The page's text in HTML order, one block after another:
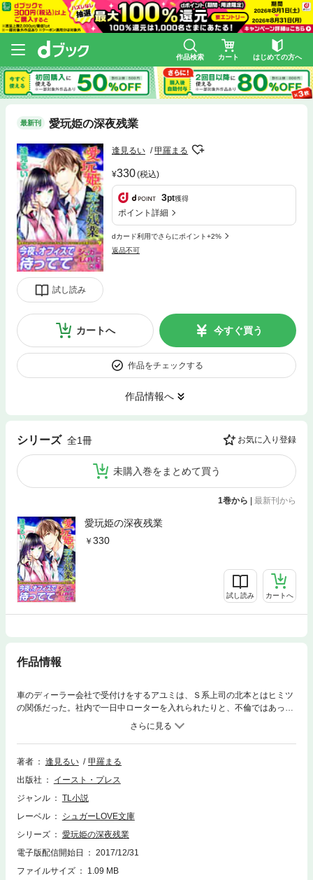
作品検索 カート はじめての方へ
最新刊 愛玩姫の深夜残業
試し読み
逢見るい 甲羅まる
330(税込)
3pt獲得
ポイント詳細
dカード利用でさらにポイント+2%
返品不可
カートへ 今すぐ買う
作品をチェックする
作品情報へ
シリーズ 全1冊 お気に入り登録
未購入巻をまとめて買う
1巻から 最新刊から
愛玩姫の深夜残業
330
試し読み カートへ
作品情報
車のディーラー会社で受付けをするアユミは、Ｓ系上司の北本とはヒミツ
の関係だった。社内で一日中ローターを入れられたりと、不倫ではあった
がアユミは濃密なエッチにのめりこんでいく。そんななか現われたのがイ
ケメンで人気者の大塚海斗。もともと整備士で、客からも評判だった海斗
は北本に引き抜かれて、今では営業部のエースとなっていた。まだ海斗が
営業部にやってきて間もない頃、アユミはお酒に酔って自分の無防備な姿
なってくださいよっ！」と言う海斗の笑顔が忘れられなくなり…。切ない
オトナのオフィスラブ！！
著者 逢見るい
甲羅まる
出版社
イースト・プレス
ジャンル
TL小説
レーベル
シュガーLOVE文庫
シリーズ
愛玩姫の深夜残業
電子版配信開始日
2017/12/31
ファイルサイズ
1.09 MB